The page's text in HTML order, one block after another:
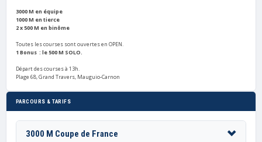
3000 M en équipe
1000 M en tierce
2 x 500 M en binôme
Toutes les courses sont ouvertes en OPEN.
1 Bonus : le 500 M SOLO.
Départ des courses à 13h.
Plage 68, Grand Travers, Mauguio-Carnon
PARCOURS & TARIFS
3000 M Coupe de France